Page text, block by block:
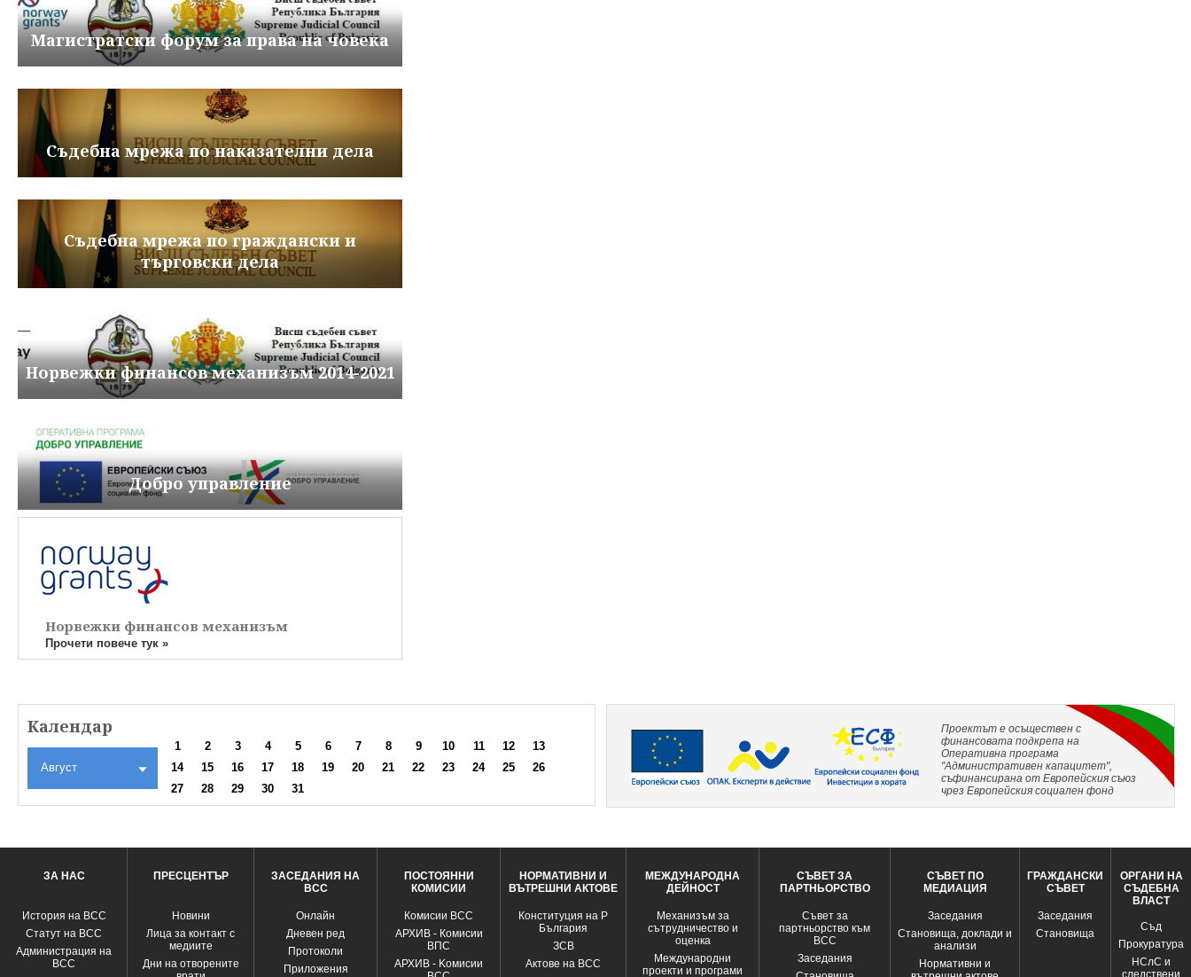
Магистратски форум за права на човека
Съдебна мрежа по наказателни дела
Съдебна мрежа по граждански и
търговски дела
Норвежки финансов механизъм 2014-2021
Добро управление
Норвежки финансов механизъм
Прочети повече тук »
Календар
Август
1 2 3 4 5 6 7 8 9 10 11 12
13
14
15 16 17 18 19 20 21 22 23 24 25
26
27
28 29 30 31
Проектът е осъществен с
финансовата подкрепа на
Оперативна програма
"Административен капацитет",
съфинансирана от Европейския съюз
чрез Европейския социален фонд
ЗА НАС
История на ВСС
Статут на ВСС
Администрация на
ВСС
ПРЕСЦЕНТЪР
Новини
Лица за контакт с
медиите
Дни на отворените
ЗАСЕДАНИЯ НА
ВСС
Oнлайн
Дневен ред
Протоколи
Приложения
ПОСТОЯННИ
КОМИСИИ
Комисии ВСС
АРХИВ - Комисии
ВПС
АРХИВ - Kомисии
НОРМАТИВНИ И
ВЪТРЕШНИ АКТОВЕ
Конституция на Р
България
ЗСВ
Актове на ВСС
МЕЖДУНАРОДНА
ДЕЙНОСТ
Механизъм за
сътрудничество и
оценка
Международни
проекти и програми
СЪВЕТ ЗА
ПАРТНЬОРСТВО
Съвет за
партньорство към
ВСС
Заседания
СЪВЕТ ПО
МЕДИАЦИЯ
Заседания
Становища, доклади и
анализи
Нормативни и
ГРАЖДАНСКИ
СЪВЕТ
Заседания
Становища
ОРГАНИ НА
СЪДЕБНА
ВЛАСТ
Съд
Прокуратура
НСлС и
следствени